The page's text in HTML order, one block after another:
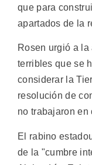
que para
apartados de la
Rosen urgió a
terribles que se
considerar la
resolución de
no trabajaron
El rabino
de la "cumbre